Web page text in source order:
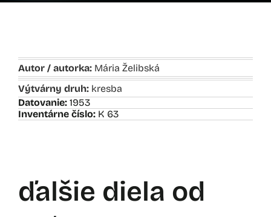
Autor / autorka: Mária Želibská
Výtvárny druh: kresba
Datovanie: 1953
Inventárne číslo: K 63
ďalšie diela od